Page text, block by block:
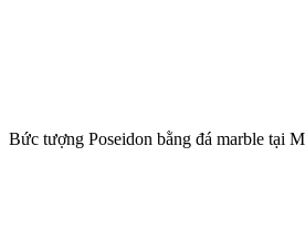
Bức tượng Poseidon bằng đá marble tại